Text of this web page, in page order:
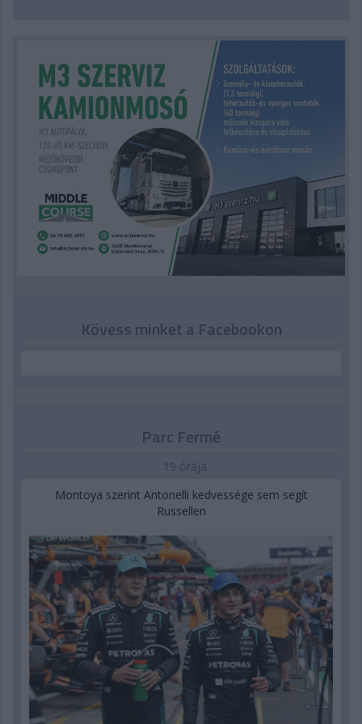
Kövess minket a Facebookon
Parc Fermé
19 órája
Montoya szerint Antonelli kedvessége sem segít
Russellen